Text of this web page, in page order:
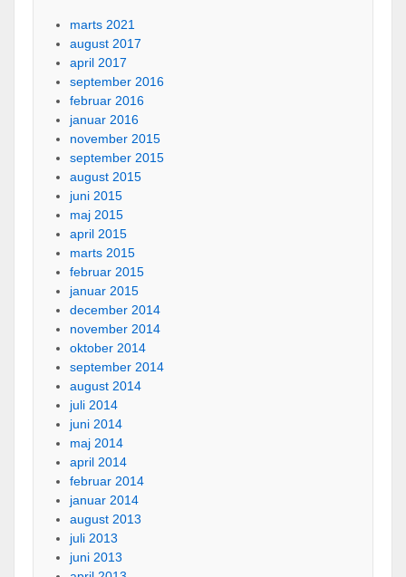
marts 2021
august 2017
april 2017
september 2016
februar 2016
januar 2016
november 2015
september 2015
august 2015
juni 2015
maj 2015
april 2015
marts 2015
februar 2015
januar 2015
december 2014
november 2014
oktober 2014
september 2014
august 2014
juli 2014
juni 2014
maj 2014
april 2014
februar 2014
januar 2014
august 2013
juli 2013
juni 2013